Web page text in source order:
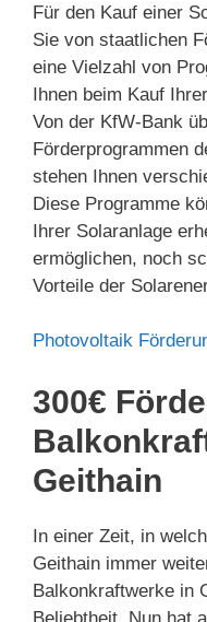
Für den Kauf einer
Sie von staatlichen
eine Vielzahl von
Ihnen beim Kauf
Von der KfW-Bank
Förderprogrammen
stehen Ihnen
Diese Programme
Ihrer Solaranlage
ermöglichen, noch
Vorteile der
Photovoltaik
300€
Geithain
In einer Zeit, in
Geithain immer
Balkonkraftwerke in
Beliebtheit. Nun hat